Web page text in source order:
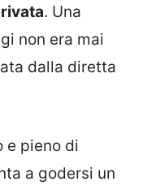
. Una
non era mai
dalla diretta
e pieno di
a godersi un